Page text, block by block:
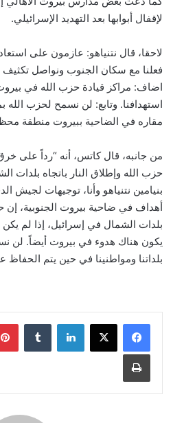
لإقفال أبوابها بعد التهديد الإسرائيلي.
لاحقا، قال نتنياهو: عازمون على
فعلنا مع سكان الجنوب ونواصل تكثيف
اضاف: مراكز قيادة حزب الله في
استهدافنا. وتابع: لن نسمح لحزب الله
مقاره في الضاحية ببيروت منطقة
من جانبه، قال كاتس، أنه “رداً على
حزب الله وإطلاق النار باتجاه بلدات
بنيامين نتنياهو وأنا، توجيهات لجيش
أهداف في ضاحية بيروت الجنوبية،
بلدات الشمال في إسرائيل، إذا لم
يكون هناك هدوء في بيروت أيضاً. لن
بلداتنا ومواطنينا في حين يتم
لينكدإن